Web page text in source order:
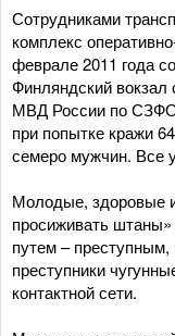
Сотрудниками
комплекс
феврале 2011 года
Финляндский
МВД России по СЗФО
при попытке кражи
семеро мужчин. Все
Молодые, здоровые
просиживать
путем –
преступники
контактной сети.